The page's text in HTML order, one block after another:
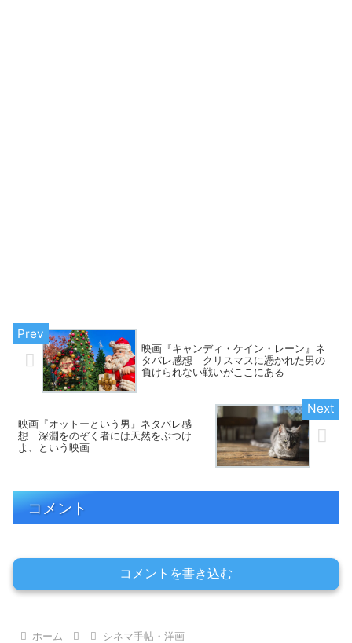
映画『キャンディ・ケイン・レーン』ネ
タバレ感想 クリスマスに憑かれた男の
負けられない戦いがここにある
映画『オットーという男』ネタバレ感
想 深淵をのぞく者には天然をぶつけ
よ、という映画
コメント
コメントを書き込む
ホーム シネマ手帖・洋画